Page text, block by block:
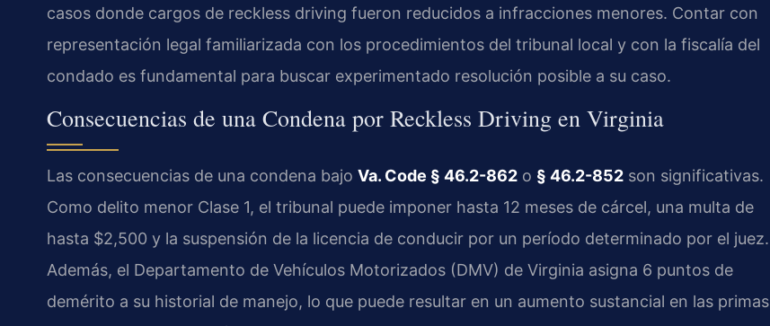
casos donde cargos de reckless driving fueron reducidos a infracciones menores. Contar con
representación legal familiarizada con los procedimientos del tribunal local y con la fiscalía del
condado es fundamental para buscar experimentado resolución posible a su caso.
Consecuencias de una Condena por Reckless Driving en Virginia
Las consecuencias de una condena bajo Va. Code § 46.2-862 o § 46.2-852 son significativas.
Como delito menor Clase 1, el tribunal puede imponer hasta 12 meses de cárcel, una multa de
hasta $2,500 y la suspensión de la licencia de conducir por un período determinado por el juez.
Además, el Departamento de Vehículos Motorizados (DMV) de Virginia asigna 6 puntos de
demérito a su historial de manejo, lo que puede resultar en un aumento sustancial en las primas